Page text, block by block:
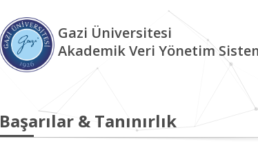
Gazi Üniversitesi
Akademik Veri Yönetim
Başarılar & Tanınırlık